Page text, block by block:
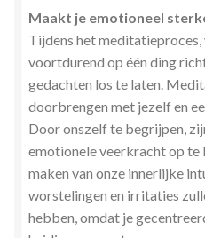
Maakt je emotioneel
Tijdens het
voortdurend op één ding
gedachten los te laten.
doorbrengen met jezelf en
Door onszelf te begrijpen,
emotionele veerkracht op te
maken van onze innerlijke
worstelingen en irritaties
hebben, omdat je